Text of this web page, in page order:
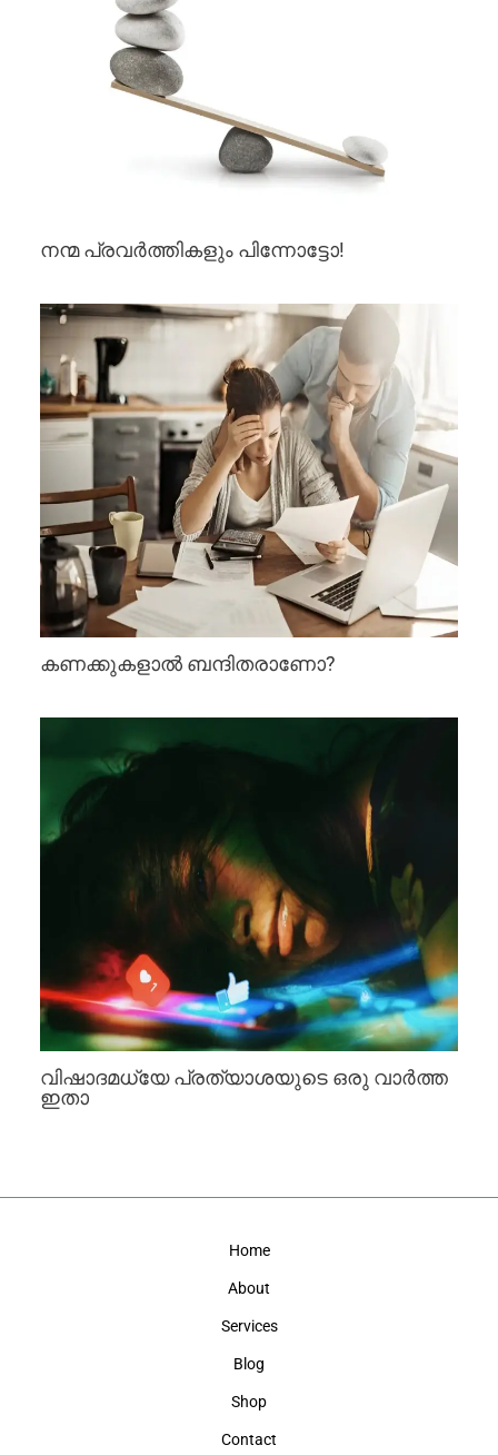
നന്മ പ്രവർത്തികളും പിന്നോട്ടോ!
കണക്കുകളാൽ ബന്ദിതരാണോ?
വിഷാദമധ്യേ പ്രത്യാശയുടെ ഒരു വാർത്ത
ഇതാ
Home
About
Services
Blog
Shop
Contact